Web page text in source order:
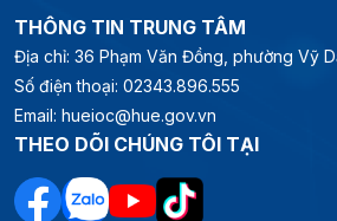
THÔNG TIN TRUNG TÂM
Địa chỉ: 36 Phạm Văn Đồng, phường Vỹ
Số điện thoại: 02343.896.555
Email: hueioc@hue.gov.vn
THEO DÕI CHÚNG TÔI TẠI